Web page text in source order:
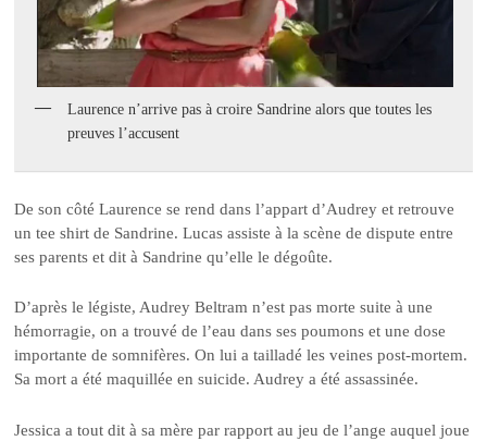
Laurence n’arrive pas à croire Sandrine alors que toutes les
preuves l’accusent
De son côté Laurence se rend dans l’appart d’Audrey et retrouve
un tee shirt de Sandrine. Lucas assiste à la scène de dispute entre
ses parents et dit à Sandrine qu’elle le dégoûte.
D’après le légiste, Audrey Beltram n’est pas morte suite à une
hémorragie, on a trouvé de l’eau dans ses poumons et une dose
importante de somnifères. On lui a tailladé les veines post-mortem.
Sa mort a été maquillée en suicide. Audrey a été assassinée.
Jessica a tout dit à sa mère par rapport au jeu de l’ange auquel joue